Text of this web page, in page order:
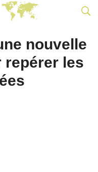
nouvelle
repérer les